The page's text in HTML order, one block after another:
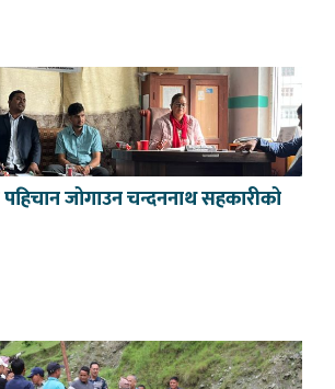
जोगाउन चन्दननाथ सहकारीको